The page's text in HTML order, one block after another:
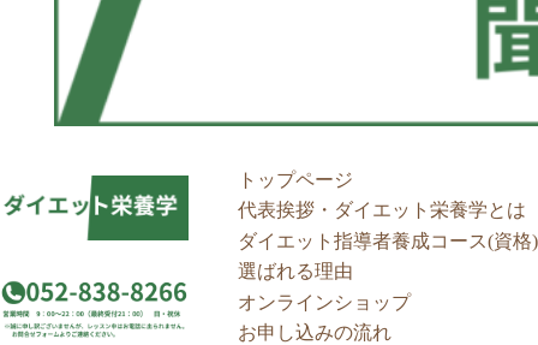
トップページ
代表挨拶・ダイエット栄養学とは
ダイエット指導者養成コース(資格)
選ばれる理由
オンラインショップ
お申し込みの流れ